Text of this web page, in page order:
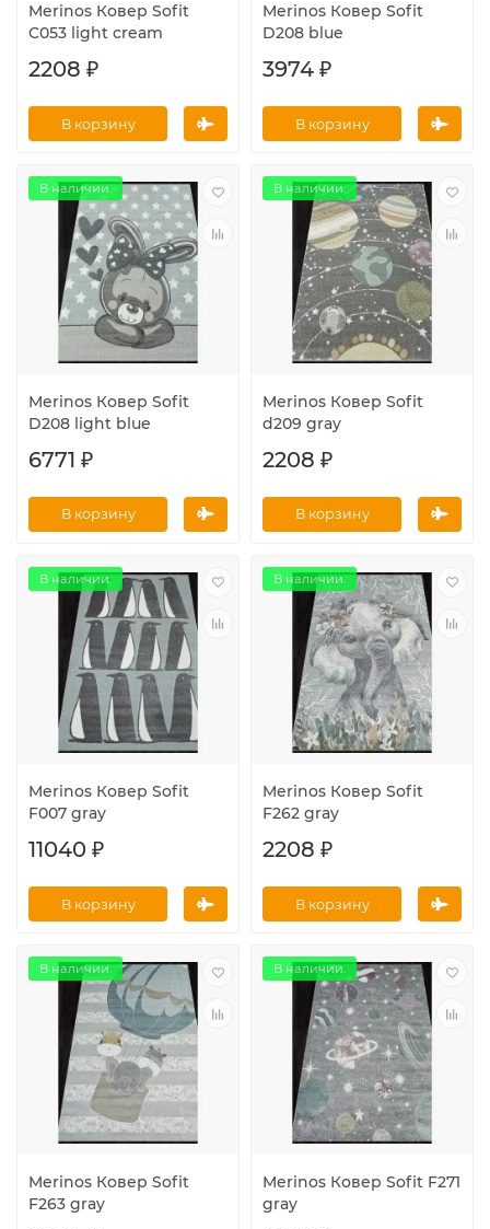
Merinos Ковер Sofit
C053 light cream
2208 ₽
В корзину
Merinos Ковер Sofit
D208 blue
3974 ₽
В корзину
В наличии.
Merinos Ковер Sofit
D208 light blue
6771 ₽
В корзину
В наличии.
Merinos Ковер Sofit
d209 gray
2208 ₽
В корзину
В наличии.
Merinos Ковер Sofit
F007 gray
11040 ₽
В корзину
В наличии.
Merinos Ковер Sofit
F262 gray
2208 ₽
В корзину
В наличии.
Merinos Ковер Sofit
F263 gray
В наличии.
Merinos Ковер Sofit F271
gray